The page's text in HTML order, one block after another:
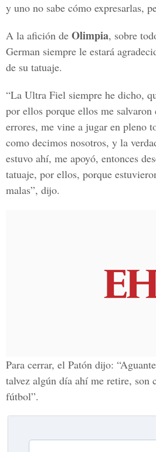
y uno no sabe cómo expresarlas,
A la afición de Olimpia, sobre
German siempre le estará
de su tatuaje.
“La Ultra Fiel siempre he dicho,
por ellos porque ellos me salvaron
errores, me vine a jugar en pleno
como decimos nosotros, y la
estuvo ahí, me apoyó, entonces
tatuaje, por ellos, porque
malas”, dijo.
Para cerrar, el Patón dijo:
talvez algún día ahí me retire, son
fútbol”.